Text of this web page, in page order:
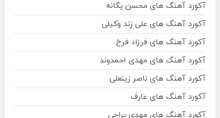
آکورد آهنگ های محسن یگانه
آکورد آهنگ های علی زند وکیلی
آکورد آهنگ های فرزاد فرخ
آکورد آهنگ های مهدی احمدوند
آکورد آهنگ های ناصر زینعلی
آکورد آهنگ های عارف
آکورد آهنگ های مهدی یراحی